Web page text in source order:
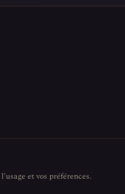
et vos préférences.